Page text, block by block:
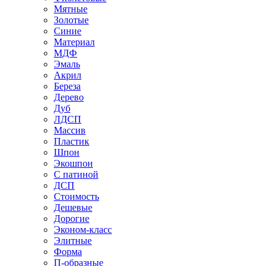
Мятные
Золотые
Синие
Материал
МДФ
Эмаль
Акрил
Береза
Дерево
Дуб
ЛДСП
Массив
Пластик
Шпон
Экошпон
С патиной
ДСП
Стоимость
Дешевые
Дорогие
Эконом-класс
Элитные
Форма
П-образные